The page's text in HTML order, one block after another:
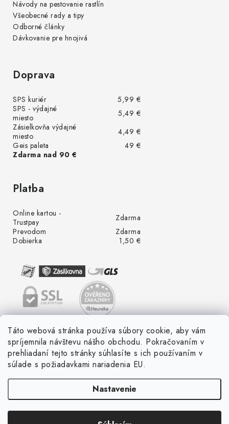
Táto webová stránka používa súbory cookie, aby vám
spríjemnila návštevu nášho obchodu. Pokračovaním v
prehliadaní tejto stránky súhlasíte s ich používaním v
súlade s požiadavkami nariadenia EU.
Nastavenie
Návody na pestovanie rastlín
Všeobecné rady a tipy
Odborné články
Dávkovanie pre hnojivá
Doprava
SPS kuriér
5,99 €
SPS - výdajné
miesto
5,49 €
Zásielkovňa výdajné
miesto
4,49 €
Geis paleta
49 €
Zdarma nad 90 €
Platba
Online kartou -
Trustpay
Zdarma
Prevodom
Zdarma
Dobierka
1,50 €